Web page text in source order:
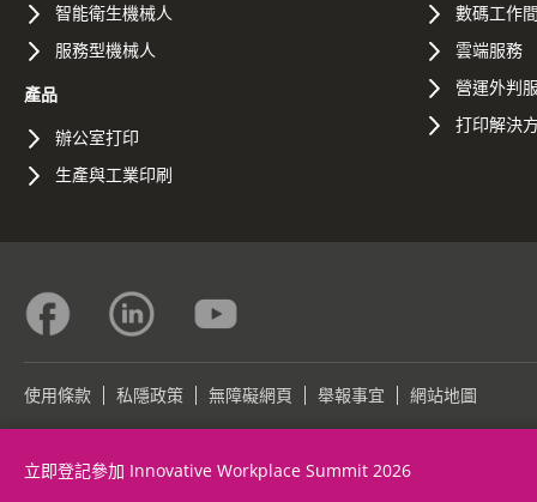
立即登記參加 Innovative Workplace Summit 2026
智能衛生機械人
服務型機械人
產品
辦公室打印
生產與工業印刷
數碼工作
雲端服務
營運外判
打印解決
使用條款 私隱政策 無障礙網頁 舉報事宜
網站地圖